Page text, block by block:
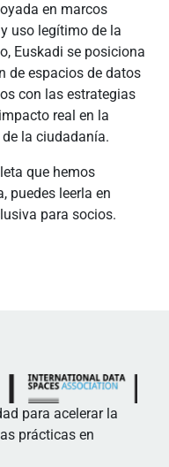
en marcos
uso legítimo de la
Euskadi se posiciona
de espacios de datos
con las estrategias
real en la
la ciudadanía.
que hemos
puedes leerla en
para socios.
para acelerar la
prácticas en